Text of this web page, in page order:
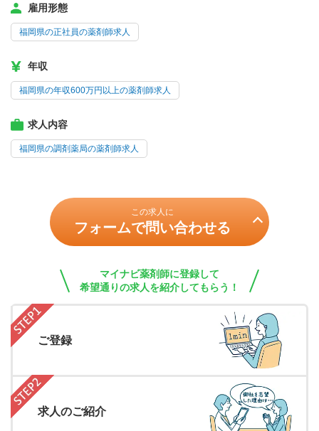
雇用形態
福岡県の正社員の薬剤師求人
年収
福岡県の年収600万円以上の薬剤師求人
求人内容
福岡県の調剤薬局の薬剤師求人
この求人に
フォームで問い合わせる
マイナビ薬剤師に登録して
希望通りの求人を紹介してもらう！
ご登録
求人のご紹介